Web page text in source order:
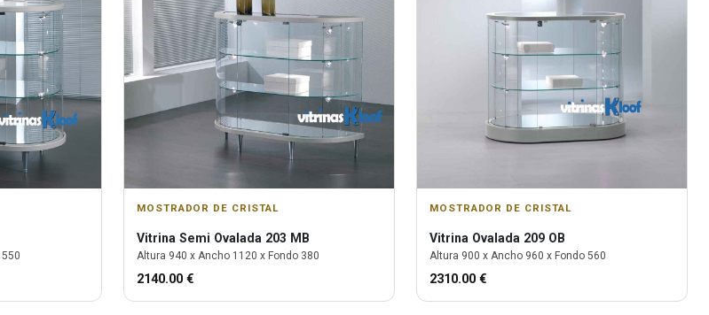
550
MOSTRADOR DE CRISTAL
Vitrina Semi Ovalada 203 MB
Altura 940 x Ancho 1120 x Fondo 380
2140.00 €
MOSTRADOR DE CRISTAL
Vitrina Ovalada 209 OB
Altura 900 x Ancho 960 x Fondo 560
2310.00 €